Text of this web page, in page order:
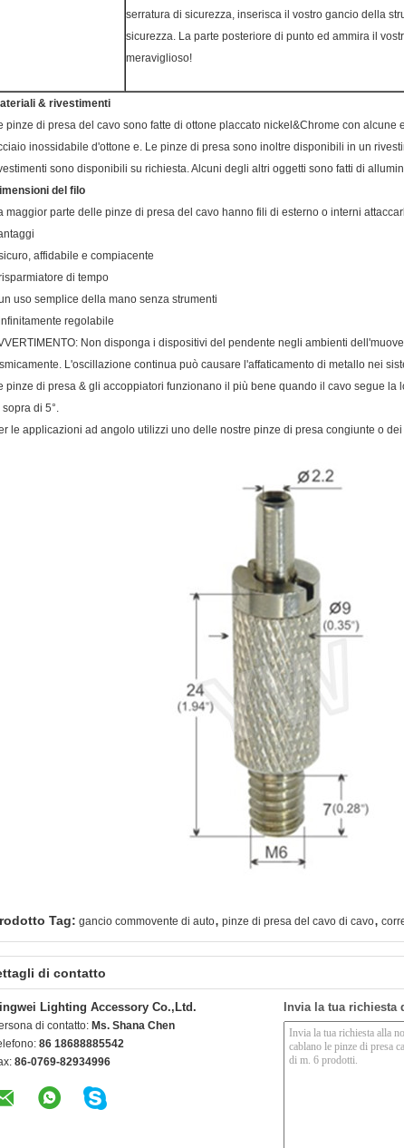
serratura di sicurezza, inserisca il vostro gancio della
sicurezza. La parte posteriore di punto ed ammira il
meraviglioso!
& rivestimenti
pinze di presa del cavo sono fatte di ottone placcato nickel&Chrome con alcune
inossidabile d'ottone e. Le pinze di presa sono inoltre disponibili in un
sono disponibili su richiesta. Alcuni degli altri oggetti sono fatti di
del filo
maggior parte delle pinze di presa del cavo hanno fili di esterno o interni
affidabile e compiacente
di tempo
uso semplice della mano senza strumenti
regolabile
Non disponga i dispositivi del pendente negli ambienti
L'oscillazione continua può causare l'affaticamento di metallo nei
pinze di presa & gli accoppiatori funzionano il più bene quando il cavo segue la
sopra di 5°.
le applicazioni ad angolo utilizzi uno delle nostre pinze di presa congiunte o
Tag: gancio commovente di auto, pinze di presa del cavo di cavo,
di contatto
Lighting Accessory Co.,Ltd.
di contatto: Ms. Shana Chen
86 18688885542
86-0769-82934996
Invia la tua richiesta